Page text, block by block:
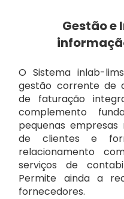
Gestão e
O Sistema inlab-
gestão corrente de
de faturação
complemento
pequenas
de clientes e
relacionamento
serviços de
Permite ainda a
fornecedores.